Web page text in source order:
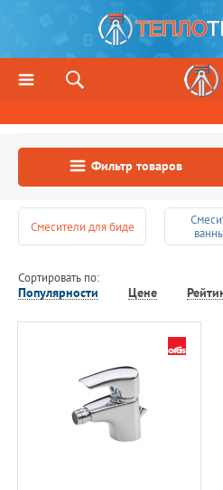
Фильтр товаров
Смесители для биде
Сортировать по:
Популярности Цене